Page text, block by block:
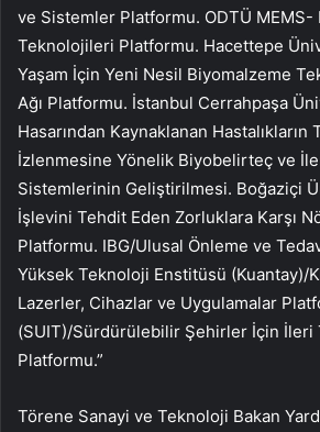
ve Sistemler Platformu. ODTÜ MEMS-
Teknolojileri Platformu. Hacettepe
Yaşam İçin Yeni Nesil Biyomalzeme
Ağı Platformu. İstanbul Cerrahpaşa
Hasarından Kaynaklanan
İzlenmesine Yönelik Biyobelirteç ve
Sistemlerinin Geliştirilmesi. Boğaziçi
İşlevini Tehdit Eden Zorluklara Karşı
Platformu. IBG/Ulusal Önleme ve
Yüksek Teknoloji Enstitüsü (Kuantay)/
Lazerler, Cihazlar ve Uygulamalar
(SUIT)/Sürdürülebilir Şehirler İçin İleri
Platformu.”
Törene Sanayi ve Teknoloji Bakan